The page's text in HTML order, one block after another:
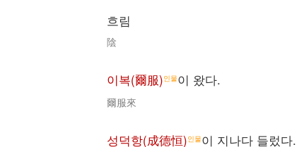
흐림
陰
이복(爾服)인물이 왔다.
爾服來
성덕항(成德恒)인물이 지나다 들렀다.